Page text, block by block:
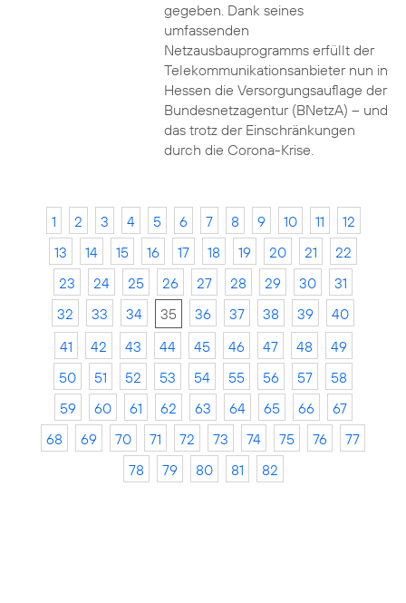
gegeben. Dank seines
umfassenden
Netzausbauprogramms erfüllt der
Telekommunikationsanbieter nun in
Hessen die Versorgungsauflage der
Bundesnetzagentur (BNetzA) – und
das trotz der Einschränkungen
durch die Corona-Krise.
1 2 3 4 5 6 7 8 9 10 11
12
13
14 15 16 17 18 19 20 21
22
23
24 25 26 27 28 29 30
31
32
33 34 35 36 37 38 39
40
41
42 43 44 45 46 47 48
49
50
51 52 53 54 55 56 57
58
59
60 61 62 63 64 65 66
67
68
69 70 71 72 73 74 75 76
77
78
79 80 81 82